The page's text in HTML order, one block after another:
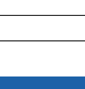
der
–